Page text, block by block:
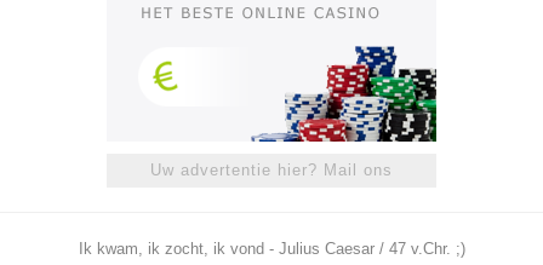
Uw advertentie hier? Mail ons
Ik kwam, ik zocht, ik vond - Julius Caesar / 47 v.Chr. ;)